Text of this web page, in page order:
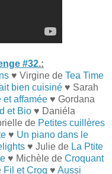
#32.:
♥ Virgine de Tea Time
bien cuisiné ♥ Sarah
et affamée ♥ Gordana
et Bio ♥ Daniéla
de Petites cuillères
♥ Un piano dans le
♥ Julie de La Ptite
♥ Michèle de Croquant
Fil et Croq ♥ Aussi